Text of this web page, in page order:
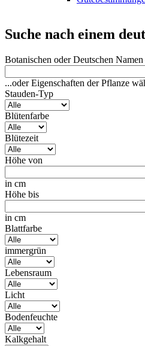
Suche nach einem
Botanischen oder Deutschen Namen
...oder Eigenschaften der Pflanze
Stauden-Typ
Blütenfarbe
Blütezeit
Höhe von
in cm
Höhe bis
in cm
Blattfarbe
immergrün
Lebensraum
Licht
Bodenfeuchte
Kalkgehalt